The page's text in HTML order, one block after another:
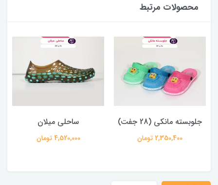
محصولات مرتبط
جلوبسته مانکی (28 جفت)
2,350,400 تومان
ساحلی میلان
4,520,000 تومان